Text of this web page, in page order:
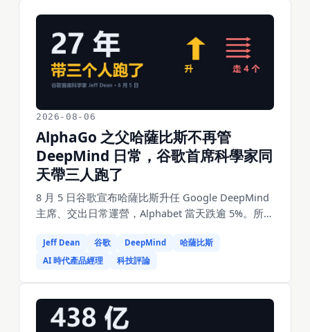
2026-08-06
AlphaGo 之父哈薩比斯不再管
DeepMind 日常，谷歌首席科學家同
天帶三人跑了
8 月 5 日谷歌宣布哈薩比斯升任 Google DeepMind
主席、交出日常運營，Alphabet 當天跌逾 5%。所有
消息：在谷歌待了 27 年的首席科學家 Jeff Dean 離
職創業，帶走了 Sanjay Ghemawat、Quoc Le 和
level 11 Senior Fellow，兩人趴在同一台電腦前寫了
二十多年程式。Jeff Dean 這 27 年做的全是地基：
Jeff Dean 谷歌 DeepMind
哈薩比斯
AI 時代產品經理
科技評論